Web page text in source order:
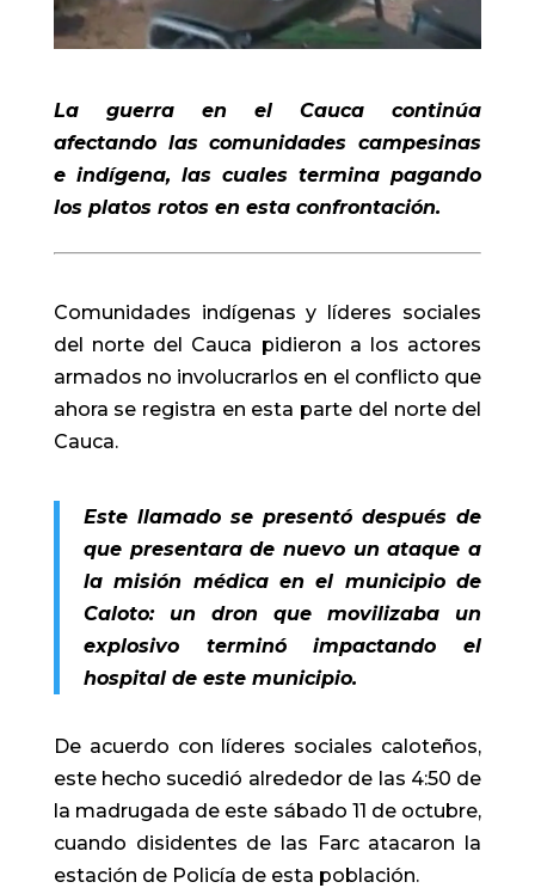
La guerra en el Cauca continúa
afectando las comunidades campesinas
e indígena, las cuales termina pagando
los platos rotos en esta confrontación.
Comunidades indígenas y líderes sociales
del norte del Cauca pidieron a los actores
armados no involucrarlos en el conflicto que
ahora se registra en esta parte del norte del
Cauca.
Este llamado se presentó después de
que presentara de nuevo un ataque a
la misión médica en el municipio de
Caloto: un dron que movilizaba un
explosivo terminó impactando el
hospital de este municipio.
De acuerdo con líderes sociales caloteños,
este hecho sucedió alrededor de las 4:50 de
la madrugada de este sábado 11 de octubre,
cuando disidentes de las Farc atacaron la
estación de Policía de esta población.